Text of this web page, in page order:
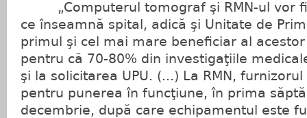
„Computerul tomograf şi RMN-ul vor fi
ce înseamnă spital, adică şi Unitate de
primul şi cel mai mare beneficiar al
pentru că 70-80% din investigaţiile
şi la solicitarea UPU. (...) La RMN,
pentru punerea în funcţiune, în prima
decembrie, după care echipamentul este